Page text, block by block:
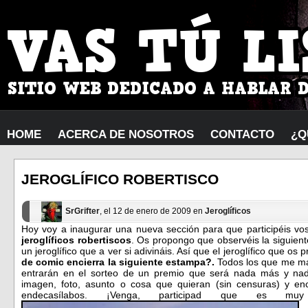
HOME ACERCA DE NOSOTROS CONTACTO
JEROGLÍFICO ROBERTISCO
SrGrifter, el 12 de enero de 2009 en Jeroglíficos
Hoy voy a inaugurar una nueva sección para que participéis
jeroglíficos robertiscos. Os propongo que observéis la
un jeroglífico que a ver si adivináis. Así que el jeroglífico que os
de comic encierra la siguiente estampa?.Todos los que me
entrarán en el sorteo de un premio que será nada más y
imagen, foto, asunto o cosa que quieran (sin censuras) y
endecasílabos. ¡Venga, participad que es